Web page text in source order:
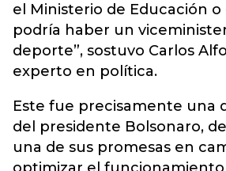
el Ministerio de Educación o
podría haber un
deporte”, sostuvo Carlos
experto en política.
Este fue precisamente una
del presidente Bolsonaro,
una de sus promesas en